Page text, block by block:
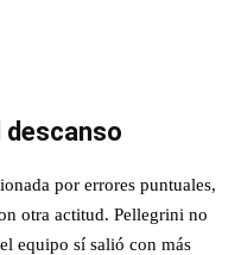
descanso
por errores puntuales,
otra actitud. Pellegrini no
equipo sí salió con más